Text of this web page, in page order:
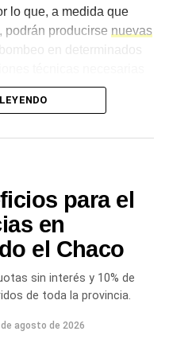
lo que, a medida que
podrán producirse nuevas
en determinados
definitiva del sistema,
y mejorar las
obra
de la conexión
700 milímetros y la
de la cisterna de la
cañería troncal de PRFV
remarcaron que estas
al
de agua potable
para el
en
el Chaco
sin interés y 10% de
de toda la provincia.
agosto de 2026